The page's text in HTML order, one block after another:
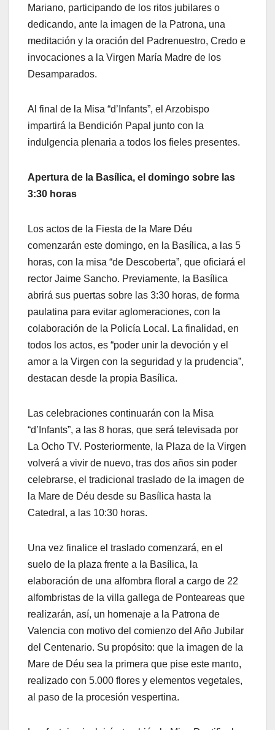
Mariano, participando de los ritos jubilares o
dedicando, ante la imagen de la Patrona, una
meditación y la oración del Padrenuestro, Credo e
invocaciones a la Virgen María Madre de los
Desamparados.
Al final de la Misa “d’Infants”, el Arzobispo
impartirá la Bendición Papal junto con la
indulgencia plenaria a todos los fieles presentes.
Apertura de la Basílica, el domingo sobre las
3:30 horas
Los actos de la Fiesta de la Mare Déu
comenzarán este domingo, en la Basílica, a las 5
horas, con la misa “de Descoberta”, que oficiará el
rector Jaime Sancho. Previamente, la Basílica
abrirá sus puertas sobre las 3:30 horas, de forma
paulatina para evitar aglomeraciones, con la
colaboración de la Policía Local. La finalidad, en
todos los actos, es “poder unir la devoción y el
amor a la Virgen con la seguridad y la prudencia”,
destacan desde la propia Basílica.
Las celebraciones continuarán con la Misa
“d’Infants”, a las 8 horas, que será televisada por
La Ocho TV. Posteriormente, la Plaza de la Virgen
volverá a vivir de nuevo, tras dos años sin poder
celebrarse, el tradicional traslado de la imagen de
la Mare de Déu desde su Basílica hasta la
Catedral, a las 10:30 horas.
Una vez finalice el traslado comenzará, en el
suelo de la plaza frente a la Basílica, la
elaboración de una alfombra floral a cargo de 22
alfombristas de la villa gallega de Ponteareas que
realizarán, así, un homenaje a la Patrona de
Valencia con motivo del comienzo del Año Jubilar
del Centenario. Su propósito: que la imagen de la
Mare de Déu sea la primera que pise este manto,
realizado con 5.000 flores y elementos vegetales,
al paso de la procesión vespertina.